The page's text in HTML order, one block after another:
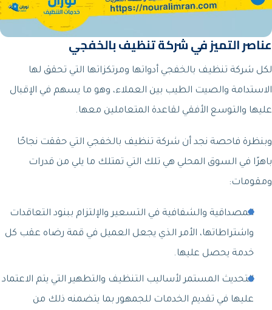
عناصر التميز في شركة تنظيف بالخفجي
لكل شركة تنظيف بالخفجي أدواتها ومرتكزاتها التي تحقق لها
الاستدامة والصيت الطيب بين العملاء، وهو ما يسهم في الإقبال
عليها والتوسع الأفقي لقاعدة المتعاملين معها.
وبنظرة فاحصة نجد أن شركة تنظيف بالخفجي التي حققت نجاحًا
باهرًا في السوق المحلي هي تلك التي تمتلك ما يلي من قدرات
ومقومات:
المصداقية والشفافية في التسعير والإلتزام ببنود التعاقدات
واشتراطاتها، الأمر الذي يجعل العميل في قمة رضاه عقب كل
خدمة يحصل عليها.
التحديث المستمر لأساليب التنظيف والتطهير التي يتم الاعتماد
عليها في تقديم الخدمات للجمهور بما يتضمنه ذلك من